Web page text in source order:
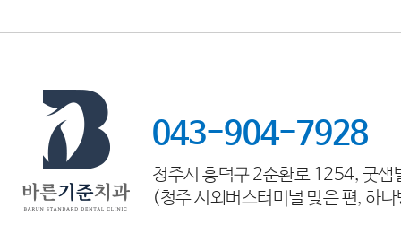
043-904-7928
청주시 흥덕구 2순환로 1254, 굿샘
(청주 시외버스터미널 맞은 편, 하